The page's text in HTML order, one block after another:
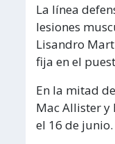
La línea
lesiones
Lisandro
fija en el
En la mitad
Mac Allister y
el 16 de junio.